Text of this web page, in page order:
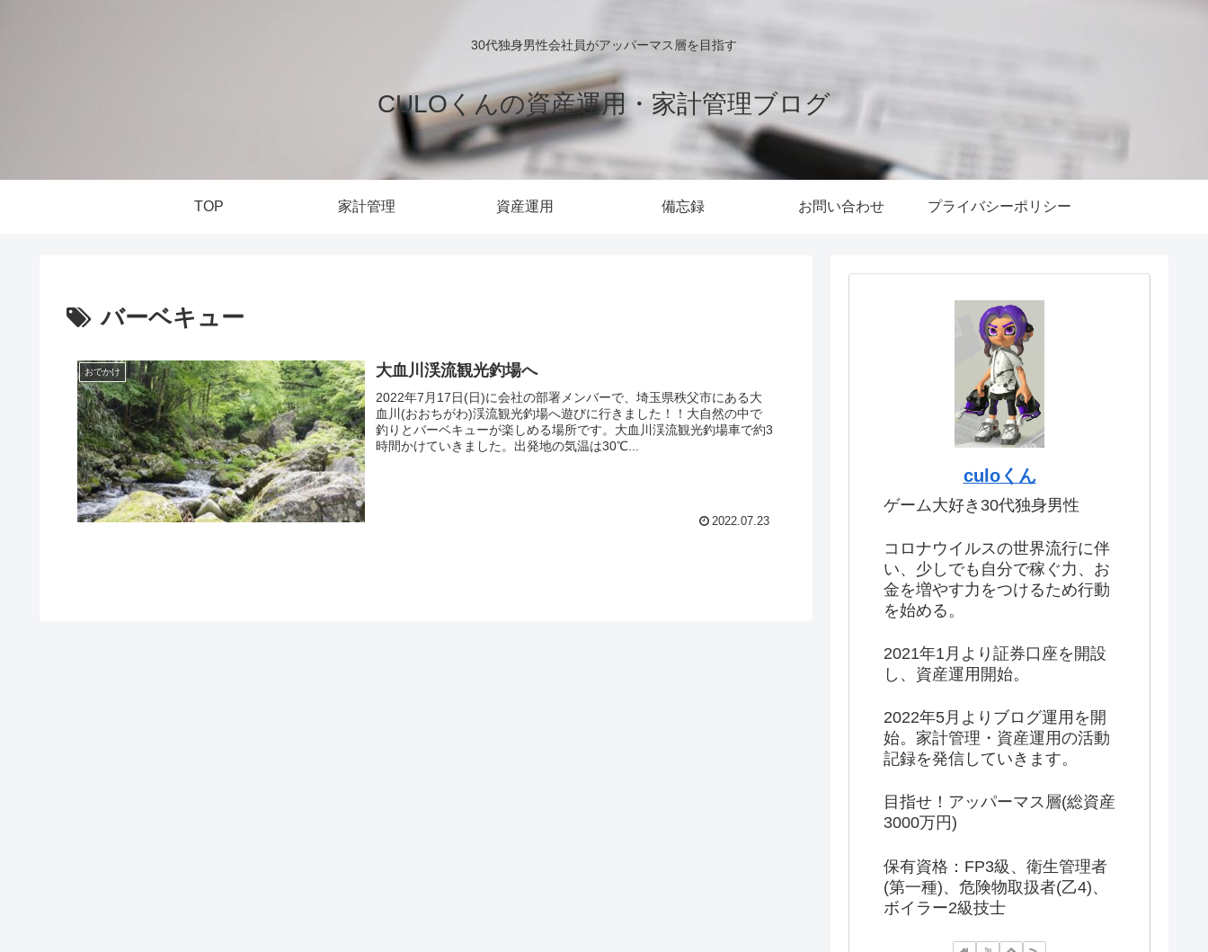
30代独身男性会社員がアッパーマス層を目指す
CULOくんの資産運用・家計管理ブログ
TOP 家計管理 資産運用 備忘録 お問い合わせ プライバシーポリシー
バーベキュー
おでかけ 大血川渓流観光釣場へ
2022年7月17日(日)に会社の部署メンバーで、埼玉県秩父市にある大
血川(おおちがわ)渓流観光釣場へ遊びに行きました！！大自然の中で
釣りとバーベキューが楽しめる場所です。大血川渓流観光釣場車で約3
時間かけていきました。出発地の気温は30℃...
2022.07.23
culoくん
ゲーム大好き30代独身男性
コロナウイルスの世界流行に伴
い、少しでも自分で稼ぐ力、お
金を増やす力をつけるため行動
を始める。
2021年1月より証券口座を開設
し、資産運用開始。
2022年5月よりブログ運用を開
始。家計管理・資産運用の活動
記録を発信していきます。
目指せ！アッパーマス層(総資産
3000万円)
保有資格：FP3級、衛生管理者
(第一種)、危険物取扱者(乙4)、
ボイラー2級技士